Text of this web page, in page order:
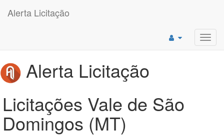
Alerta Licitação
Alerta Licitação
Licitações Vale de São
Domingos (MT)